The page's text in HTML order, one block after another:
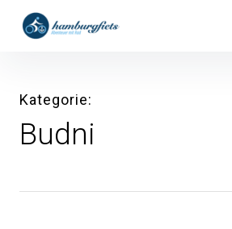
überspringen
hamburgfiets –
Kategorie
Budni